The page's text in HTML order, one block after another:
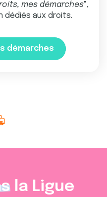
mes démarches",
dédiés aux droits.
démarches
la Ligue